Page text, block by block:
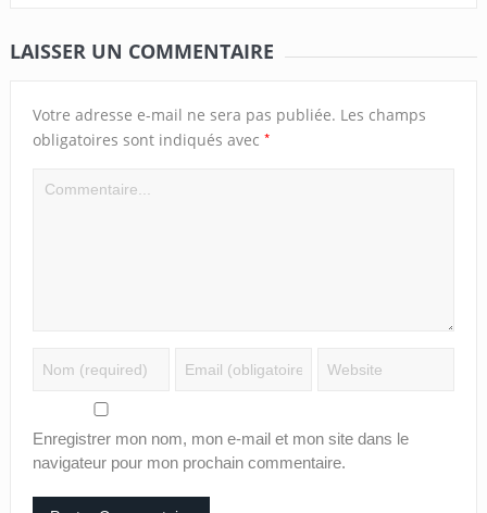
LAISSER UN COMMENTAIRE
Votre adresse e-mail ne sera pas publiée. Les champs
obligatoires sont indiqués avec *
Enregistrer mon nom, mon e-mail et mon site dans le
navigateur pour mon prochain commentaire.